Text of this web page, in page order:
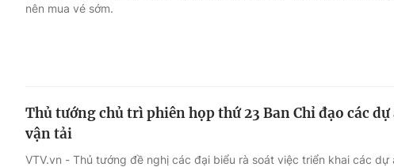
nên mua vé sớm.
Thủ tướng chủ trì phiên họp thứ 23 Ban Chỉ đạo các
vận tải
VTV.vn - Thủ tướng đề nghị các đại biểu rà soát việc triển khai các